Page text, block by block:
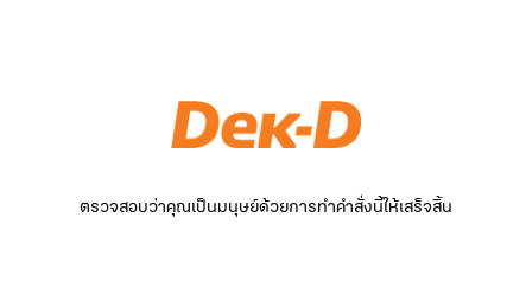
ตรวจสอบว่าคุณเป็นมนุษย์ด้วยการทำคำสั่งนี้ให้เสร็จสิ้น